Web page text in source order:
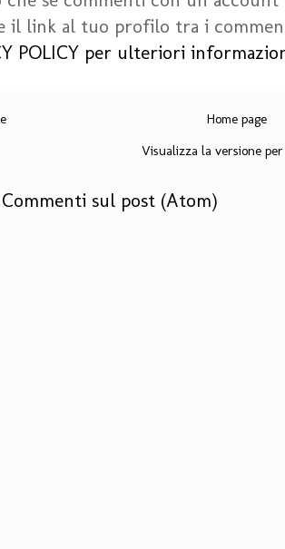
il link al tuo profilo tra i
POLICY per ulteriori
Home page
Visualizza la versione
Commenti sul post (Atom)